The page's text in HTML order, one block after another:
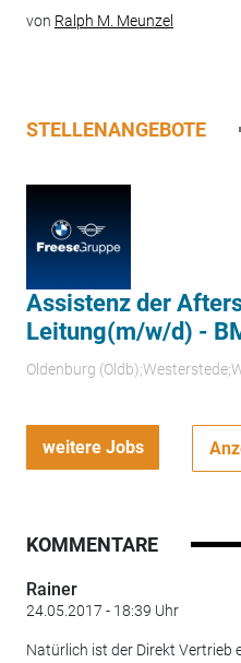
von Ralph M. Meunzel
STELLENANGEBOTE
Assistenz der
Leitung(m/w/d) -
Oldenburg
weitere Jobs
KOMMENTARE
Rainer
24.05.2017 - 18:39 Uhr
Natürlich ist der Direkt Vertrieb